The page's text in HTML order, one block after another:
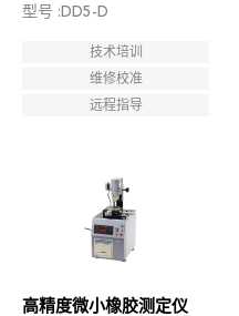
型号 :DD5-D
技术培训
维修校准
远程指导
高精度微小橡胶测定仪